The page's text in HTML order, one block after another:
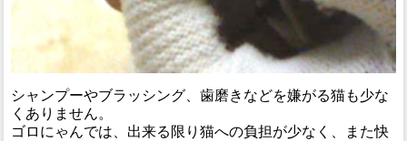
シャンプーやブラッシング、歯磨きなどを嫌がる猫も少な
くありません。
ゴロにゃんでは、出来る限り猫への負担が少なく、また快